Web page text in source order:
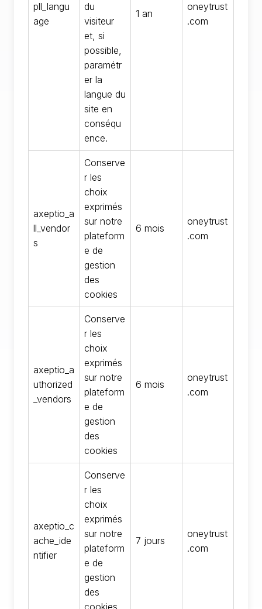
pll_langu
age
du
visiteur
et, si
possible,
paramétr
er la
langue du
site en
conséqu
ence.
1 an
oneytrust
.com
axeptio_a
ll_vendor
s
Conserve
r les
choix
exprimés
sur notre
plateform
e de
gestion
des
cookies
6 mois
oneytrust
.com
axeptio_a
uthorized
_vendors
Conserve
r les
choix
exprimés
sur notre
plateform
e de
gestion
des
cookies
6 mois
oneytrust
.com
axeptio_c
ache_ide
ntifier
Conserve
r les
choix
exprimés
sur notre
plateform
e de
gestion
des
cookies
7 jours
oneytrust
.com